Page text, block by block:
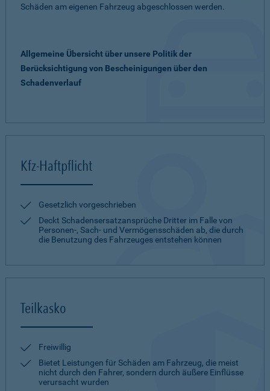
Schäden am eigenen Fahrzeug abgeschlossen werden.
Allgemeine Übersicht über unsere Politik der
Berücksichtigung von Bescheinigungen über den
Schadenverlauf
Kfz-Haftpflicht
Gesetzlich vorgeschrieben
Deckt Schadensersatzansprüche Dritter im Falle von
Personen-, Sach- und Vermögensschäden ab, die durch
die Benutzung des Fahrzeuges entstehen können
Teilkasko
Freiwillig
Bietet Leistungen für Schäden am Fahrzeug, die meist
nicht durch den Fahrer, sondern durch äußere Einflüsse
verursacht wurden